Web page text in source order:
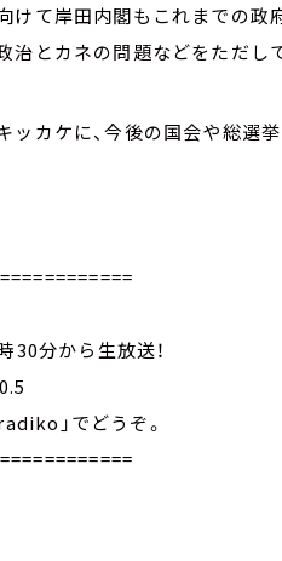
けて岸田内閣もこれまでの
治とカネの問題などをただし
ッカケに、今後の国会や総選
30分から生放送！
」でどうぞ。